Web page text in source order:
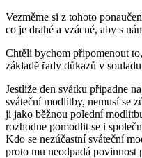
Vezměme si z tohoto
co je drahé a vzácné, aby s
Chtěli bychom připomenout
základě řady důkazů v
Jestliže den svátku připadne
sváteční modlitby, nemusí se
ji jako běžnou polední
rozhodne pomodlit se i
Kdo se nezúčastní sváteční
proto mu neodpadá